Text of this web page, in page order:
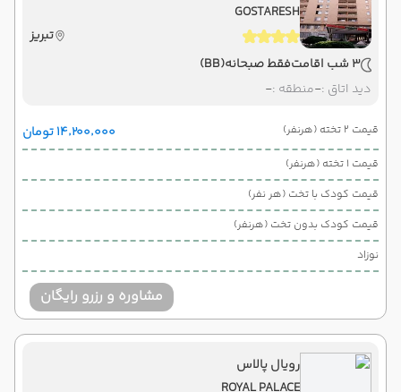
GOSTARESH
تبریز
3 شب اقامت
فقط صبحانه(BB)
دید اتاق :-منطقه :-
قیمت 2 تخته (هرنفر) ۱۴٬۲۰۰٬۰۰۰ تومان
قیمت 1 تخته (هرنفر)
قیمت کودک با تخت (هر نفر)
قیمت کودک بدون تخت (هرنفر)
نوزاد
مشاوره و رزرو رایگان
رویال پالاس